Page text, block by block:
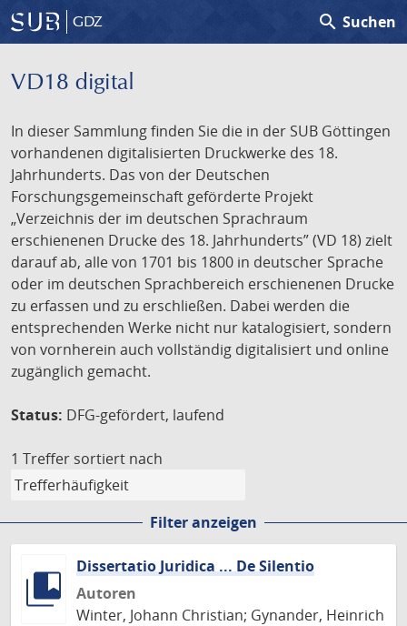
GDZ search Suchen
VD18 digital
In dieser Sammlung finden Sie die in der SUB Göttingen
vorhandenen digitalisierten Druckwerke des 18.
Jahrhunderts. Das von der Deutschen
Forschungsgemeinschaft geförderte Projekt
„Verzeichnis der im deutschen Sprachraum
erschienenen Drucke des 18. Jahrhunderts” (VD 18) zielt
darauf ab, alle von 1701 bis 1800 in deutscher Sprache
oder im deutschen Sprachbereich erschienenen Drucke
zu erfassen und zu erschließen. Dabei werden die
entsprechenden Werke nicht nur katalogisiert, sondern
von vornherein auch vollständig digitalisiert und online
zugänglich gemacht.
Status: DFG-gefördert, laufend
1 Treffer sortiert nach
Filter anzeigen
Dissertatio Juridica ... De Silentio
Autoren
Winter, Johann Christian; Gynander, Heinrich